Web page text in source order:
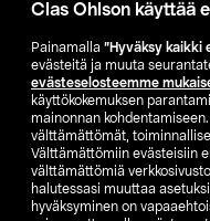
Clas Ohlson käyttää
Painamalla ”Hyväksy kaikki
evästeitä ja muuta
evästeselosteemme
käyttökokemuksen
mainonnan
välttämättömät,
Välttämättömiin evästeisiin
välttämättömiä
halutessasi muuttaa
hyväksyminen on